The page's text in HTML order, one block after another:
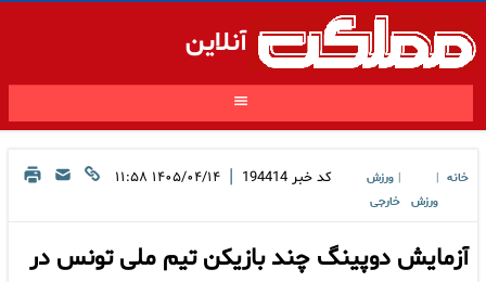
آنلاین
خانه
ورزش
ورزش
خارجی
کد خبر 194414
| ۱۴۰۵/۰۴/۱۴ ۱۱:۵۸
آزمایش دوپینگ چند بازیکن تیم ملی تونس در